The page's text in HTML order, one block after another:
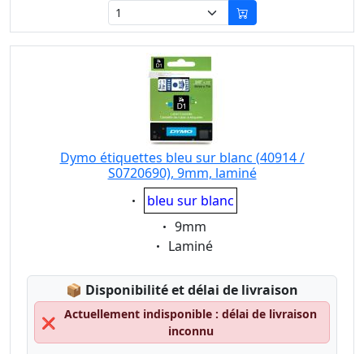
Dymo étiquettes bleu sur blanc (40914 /
S0720690), 9mm, laminé
Eigenschaft:
bleu sur blanc
Eigenschaft:
9mm
Eigenschaft:
Laminé
📦 Lagerstatus:
Disponibilité et délai de livraison
❌
Actuellement indisponible : délai de livraison
inconnu